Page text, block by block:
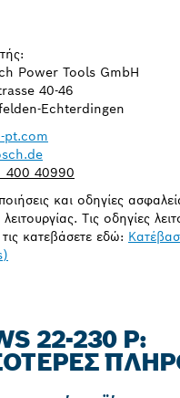
Power Tools GmbH
40-46
Echterdingen
pt.com
400 40990
και οδηγίες
Τις οδηγίες
κατεβάσετε εδώ:
22-230 P: